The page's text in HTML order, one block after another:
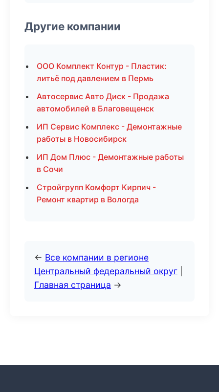
Другие компании
ООО Комплект Контур - Пластик:
литьё под давлением в Пермь
Автосервис Авто Диск - Продажа
автомобилей в Благовещенск
ИП Сервис Комплекс - Демонтажные
работы в Новосибирск
ИП Дом Плюс - Демонтажные работы
в Сочи
Стройгрупп Комфорт Кирпич -
Ремонт квартир в Вологда
← Все компании в регионе
Центральный федеральный округ
Главная страница →